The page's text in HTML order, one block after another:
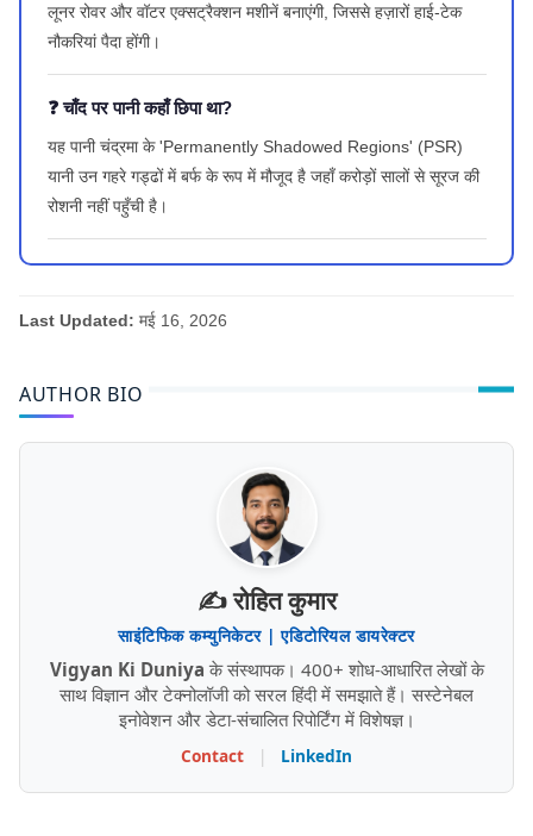
लूनर रोवर और वॉटर एक्सट्रैक्शन मशीनें बनाएंगी, जिससे हज़ारों हाई-टेक
नौकरियां पैदा होंगी।
❓ चाँद पर पानी कहाँ छिपा था?
यह पानी चंद्रमा के 'Permanently Shadowed Regions' (PSR)
यानी उन गहरे गड्ढों में बर्फ के रूप में मौजूद है जहाँ करोड़ों सालों से सूरज की
रोशनी नहीं पहुँची है।
Last Updated: मई 16, 2026
AUTHOR BIO
✍️ रोहित कुमार
साइंटिफिक कम्युनिकेटर | एडिटोरियल डायरेक्टर
Vigyan Ki Duniya के संस्थापक। 400+ शोध-आधारित लेखों के
साथ विज्ञान और टेक्नोलॉजी को सरल हिंदी में समझाते हैं। सस्टेनेबल
इनोवेशन और डेटा-संचालित रिपोर्टिंग में विशेषज्ञ।
Contact | LinkedIn